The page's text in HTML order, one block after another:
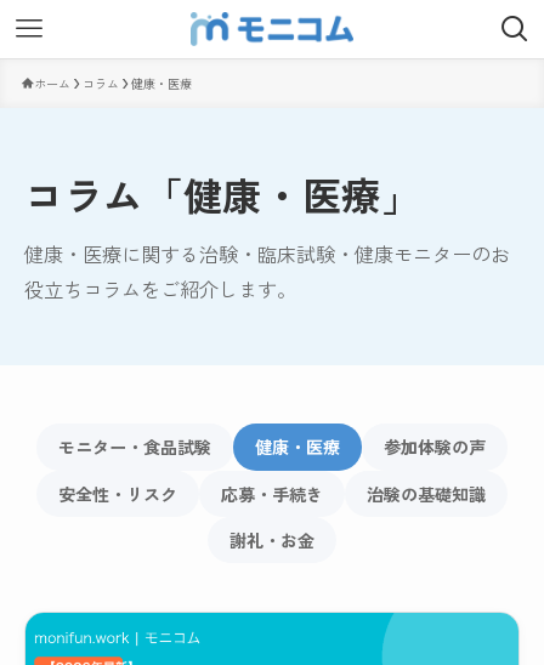
ホーム コラム 健康・医療
コラム「健康・医療」
健康・医療に関する治験・臨床試験・健康モニターのお
役立ちコラムをご紹介します。
モニター・食品試験 健康・医療
参加体験の声
安全性・リスク
応募・手続き
治験の基礎知識
謝礼・お金